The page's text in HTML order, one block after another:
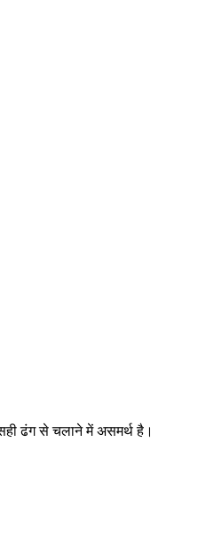
ढंग से चलाने में असमर्थ है।